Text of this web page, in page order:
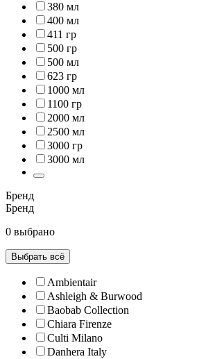
380 мл
400 мл
411 гр
500 гр
500 мл
623 гр
1000 мл
1100 гр
2000 мл
2500 мл
3000 гр
3000 мл
Бренд
Бренд
0 выбрано
Выбрать всё
Ambientair
Ashleigh & Burwood
Baobab Collection
Chiara Firenze
Culti Milano
Danhera Italy